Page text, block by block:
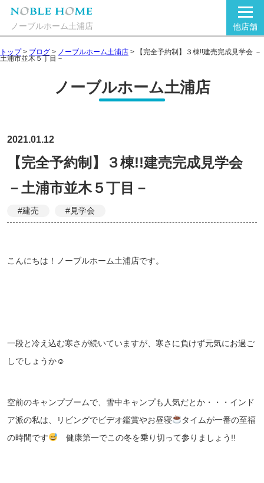
ノーブルホーム土浦店 他店舗
トップ> ブログ > ノーブルホーム土浦店 > 【完全予約制】３棟!!建売完成見学会 －
土浦市並木５丁目－
ノーブルホーム土浦店
2021.01.12
【完全予約制】３棟!!建売完成見学会
－土浦市並木５丁目－
#建売 #見学会
こんにちは！ノーブルホーム土浦店です。
一段と冷え込む寒さが続いていますが、寒さに負けず元気にお過ご
しでしょうか☺
空前のキャンプブームで、雪中キャンプも人気だとか・・・インド
ア派の私は、リビングでビデオ鑑賞やお昼寝
タイムが一番の至福
の時間です
健康第一でこの冬を乗り切って参りましょう!!